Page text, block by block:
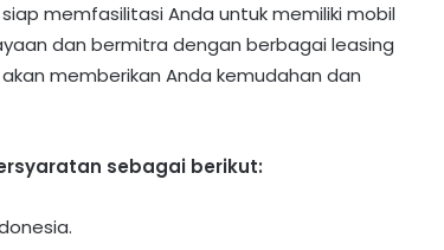
memfasilitasi Anda untuk memiliki mobil
dan bermitra dengan berbagai leasing
memberikan Anda kemudahan dan
sebagai berikut: